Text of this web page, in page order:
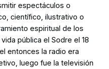
espectáculos o
científico, ilustrativo o
espiritual de los
pública el Sodre el 18
entonces la radio era
luego fue la televisión